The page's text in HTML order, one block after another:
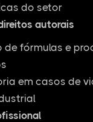
do setor
autorais
de fórmulas e
em casos de